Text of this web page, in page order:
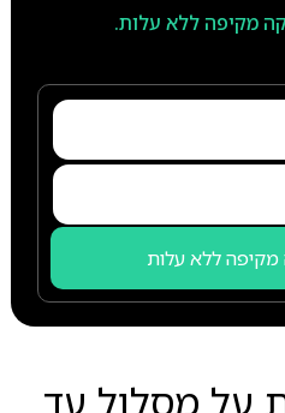
מקיפה ללא עלות.
ללא עלות
על מסלול עד